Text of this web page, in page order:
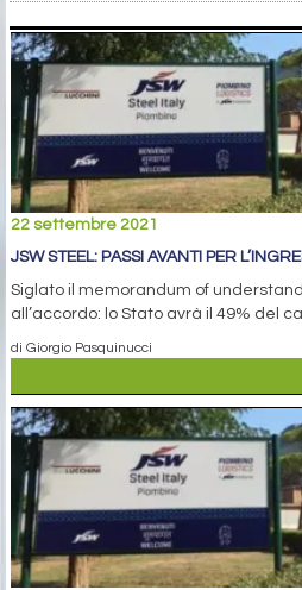
22 settembre 2021
JSW STEEL: PASSI AVANTI PER
Siglato il memorandum of
all’accordo: lo Stato avrà il 49% del
di Giorgio Pasquinucci